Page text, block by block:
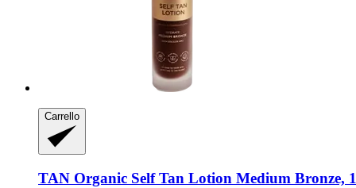
Carrello
TAN Organic Self Tan Lotion Medium Bronze,